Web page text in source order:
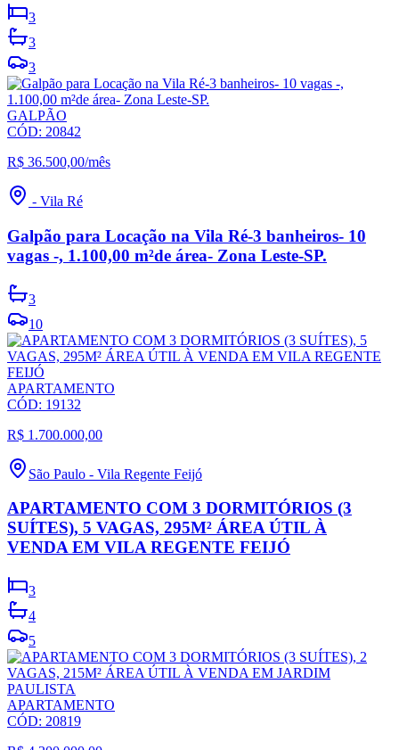
3
3
3
GALPÃO
CÓD: 20842
R$ 36.500,00/mês
- Vila Ré
Galpão para Locação na Vila Ré-3 banheiros- 10
vagas -, 1.100,00 m²de área- Zona Leste-SP.
3
10
APARTAMENTO
CÓD: 19132
R$ 1.700.000,00
São Paulo - Vila Regente Feijó
APARTAMENTO COM 3 DORMITÓRIOS (3
SUÍTES), 5 VAGAS, 295M² ÁREA ÚTIL À
VENDA EM VILA REGENTE FEIJÓ
3
4
5
APARTAMENTO
CÓD: 20819